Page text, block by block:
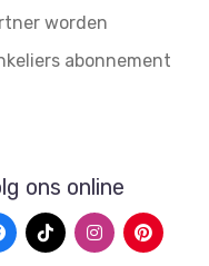
worden
abonnement
ons online